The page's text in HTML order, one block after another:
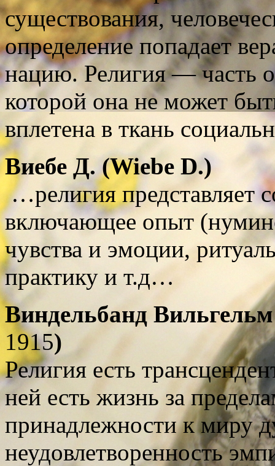
существова­ния,
определение попадает
нацию. Религия — часть
которой она не может
вплетена в ткань
Виебе Д. (Wiebe D.)
…религия представляет
включающее опыт
чувства и эмоции,
практику и т.д…
Виндельбанд
1915)
Религия есть
ней есть жизнь за
принадлежности к миру
неудовлетворенность